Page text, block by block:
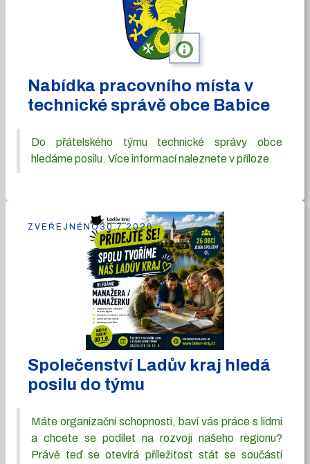
info
Nabídka pracovního místa v
technické správě obce Babice
Do přátelského týmu technické správy obce
hledáme posilu. Více informací naleznete v příloze.
Společenství Ladův kraj hledá
posilu do týmu
Máte organizační schopnosti, baví vás práce s lidmi
a chcete se podílet na rozvoji našeho regionu?
Právě teď se otevírá příležitost stát se součástí
ZVEŘEJNĚNO30.7.2026